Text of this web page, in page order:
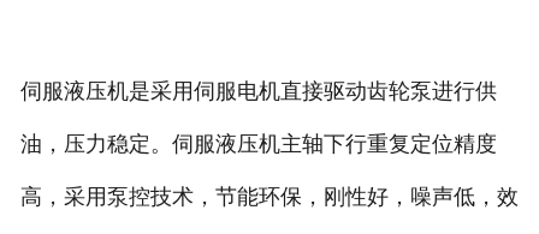
伺服液压机是采用伺服电机直接驱动齿轮泵进行供
油，压力稳定。伺服液压机主轴下行重复定位精度
高，采用泵控技术，节能环保，刚性好，噪声低，效